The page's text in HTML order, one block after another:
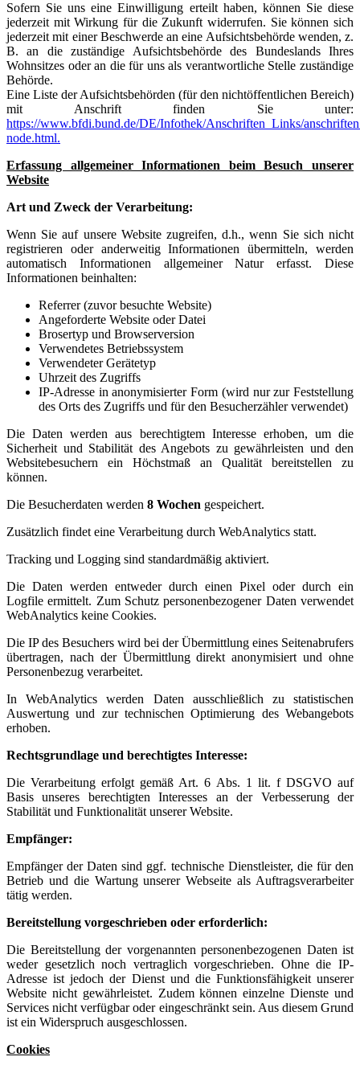
Sofern Sie uns eine Einwilligung erteilt haben, können Sie diese
jederzeit mit Wirkung für die Zukunft widerrufen. Sie können sich
jederzeit mit einer Beschwerde an eine Aufsichtsbehörde wenden, z.
B. an die zuständige Aufsichtsbehörde des Bundeslands Ihres
Wohnsitzes oder an die für uns als verantwortliche Stelle zuständige
Behörde.
Eine Liste der Aufsichtsbehörden (für den nichtöffentlichen Bereich)
mit Anschrift finden Sie unter:
https://www.bfdi.bund.de/DE/Infothek/Anschriften_Links/
node.html.
Erfassung allgemeiner Informationen beim Besuch unserer
Website
Art und Zweck der Verarbeitung:
Wenn Sie auf unsere Website zugreifen, d.h., wenn Sie sich nicht
registrieren oder anderweitig Informationen übermitteln, werden
automatisch Informationen allgemeiner Natur erfasst. Diese
Informationen beinhalten:
Referrer (zuvor besuchte Website)
Angeforderte Website oder Datei
Brosertyp und Browserversion
Verwendetes Betriebssystem
Verwendeter Gerätetyp
Uhrzeit des Zugriffs
IP-Adresse in anonymisierter Form (wird nur zur Feststellung
des Orts des Zugriffs und für den Besucherzähler verwendet)
Die Daten werden aus berechtigtem Interesse erhoben, um die
Sicherheit und Stabilität des Angebots zu gewährleisten und den
Websitebesuchern ein Höchstmaß an Qualität bereitstellen zu
können.
Die Besucherdaten werden 8 Wochen gespeichert.
Zusätzlich findet eine Verarbeitung durch WebAnalytics statt.
Tracking und Logging sind standardmäßig aktiviert.
Die Daten werden entweder durch einen Pixel oder durch ein
Logfile ermittelt. Zum Schutz personenbezogener Daten verwendet
WebAnalytics keine Cookies.
Die IP des Besuchers wird bei der Übermittlung eines Seitenabrufers
übertragen, nach der Übermittlung direkt anonymisiert und ohne
Personenbezug verarbeitet.
In WebAnalytics werden Daten ausschließlich zu statistischen
Auswertung und zur technischen Optimierung des Webangebots
erhoben.
Rechtsgrundlage und berechtigtes Interesse:
Die Verarbeitung erfolgt gemäß Art. 6 Abs. 1 lit. f DSGVO auf
Basis unseres berechtigten Interesses an der Verbesserung der
Stabilität und Funktionalität unserer Website.
Empfänger:
Empfänger der Daten sind ggf. technische Dienstleister, die für den
Betrieb und die Wartung unserer Webseite als Auftragsverarbeiter
tätig werden.
Bereitstellung vorgeschrieben oder erforderlich:
Die Bereitstellung der vorgenannten personenbezogenen Daten ist
weder gesetzlich noch vertraglich vorgeschrieben. Ohne die IP-
Adresse ist jedoch der Dienst und die Funktionsfähigkeit unserer
Website nicht gewährleistet. Zudem können einzelne Dienste und
Services nicht verfügbar oder eingeschränkt sein. Aus diesem Grund
ist ein Widerspruch ausgeschlossen.
Cookies